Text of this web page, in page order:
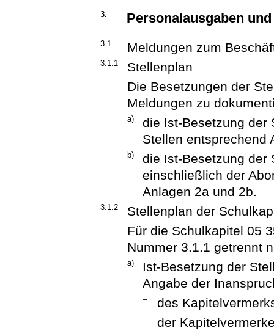
3. Personalausgaben
3.1 Meldungen zum
3.1.1
Stellenplan
Die Besetzungen der
Meldungen zu
a)
die Ist-Besetzung der
Stellen entsprechend
b)
die Ist-Besetzung der
einschließlich der
Anlagen 2a und 2b.
3.1.2
Stellenplan der
Für die Schulkapitel 05
Nummer 3.1.1 getrennt
a)
Ist-Besetzung der
Angabe der
– des
– der